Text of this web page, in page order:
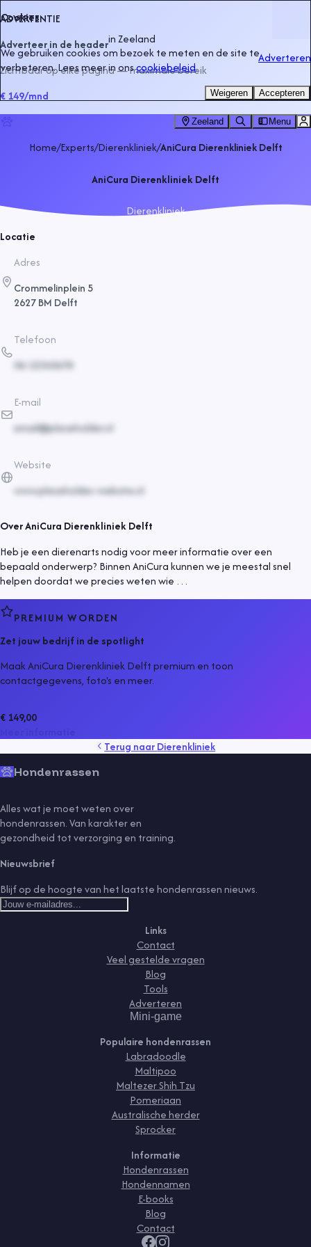
ADVERTENTIE
Adverteer in de headerinZeeland
Zichtbaar op elke pagina — maximale bereik
€ 149/mnd
Adverteren
Zeeland Menu
Home/Experts/Dierenkliniek/AniCura Dierenkliniek Delft
AniCura Dierenkliniek Delft
Dierenkliniek
Locatie
Adres
Crommelinplein 5
2627 BM Delft
Telefoon
06-12345678
E-mail
email@placeholder.nl
Website
www.placeholder-website.nl
OverAniCura Dierenkliniek Delft
Heb je een dierenarts nodig voor meer informatie over een
bepaald onderwerp? Binnen AniCura kunnen we je meestal snel
helpen doordat we precies weten wie …
PREMIUM WORDEN
Zet jouw bedrijf in de spotlight
Maak AniCura Dierenkliniek Delft premium en toon
contactgegevens, foto's en meer.
€ 149,00
Terug naarDierenkliniek
Hondenrassen
Alles wat je moet weten over
hondenrassen. Van karakter en
gezondheid tot verzorging en training.
Nieuwsbrief
Blijf op de hoogte van het laatste hondenrassen nieuws.
Links
Contact
Veel gestelde vragen
Blog
Tools
Adverteren
Mini-game
Populaire hondenrassen
Labradoodle
Maltipoo
Maltezer Shih Tzu
Pomeriaan
Australische herder
Sprocker
Informatie
Hondenrassen
Hondennamen
E-books
Blog
Contact
Cookies
We gebruiken cookies om bezoek te meten en de site te
verbeteren. Lees meer in onscookiebeleid.
Weigeren Accepteren